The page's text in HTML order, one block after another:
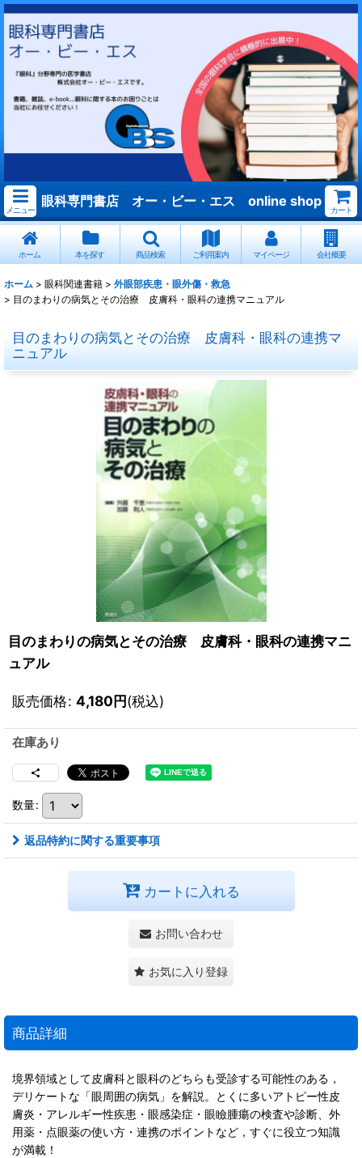
メニュー
眼科専門書店 オー・ビー・エス online shop
カート
ホーム 本を探す 商品検索 ご利用案内 マイページ 会社概要
ホーム > 眼科関連書籍 > 外眼部疾患・眼外傷・救急
> 目のまわりの病気とその治療 皮膚科・眼科の連携マニュアル
目のまわりの病気とその治療 皮膚科・眼科の連携マ
ニュアル
目のまわりの病気とその治療 皮膚科・眼科の連携マニ
ュアル
販売価格: 4,180円(税込)
在庫あり
数量:
返品特約に関する重要事項
カートに入れる
お問い合わせ
お気に入り登録
商品詳細
境界領域として皮膚科と眼科のどちらも受診する可能性のある，
デリケートな「眼周囲の病気」を解説。とくに多いアトピー性皮
膚炎・アレルギー性疾患・眼感染症・眼瞼腫瘍の検査や診断、外
用薬・点眼薬の使い方・連携のポイントなど，すぐに役立つ知識
が満載！